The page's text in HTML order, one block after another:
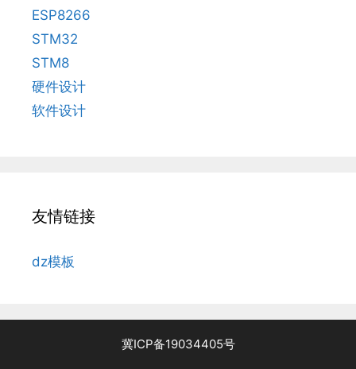
ESP8266
STM32
STM8
硬件设计
软件设计
友情链接
dz模板
冀ICP备19034405号